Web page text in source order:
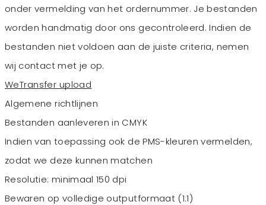
onder vermelding van het ordernummer. Je bestanden
worden handmatig door ons gecontroleerd. Indien de
bestanden niet voldoen aan de juiste criteria, nemen
wij contact met je op.
WeTransfer upload
Algemene richtlijnen
Bestanden aanleveren in CMYK
Indien van toepassing ook de PMS-kleuren vermelden,
zodat we deze kunnen matchen
Resolutie: minimaal 150 dpi
Bewaren op volledige outputformaat (1:1)